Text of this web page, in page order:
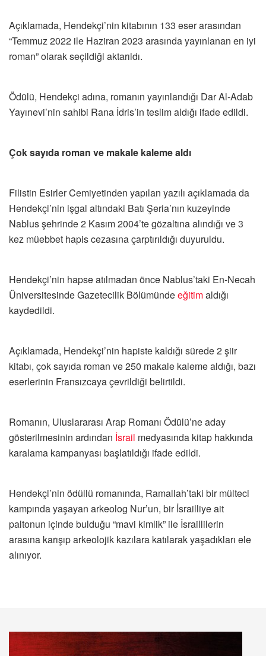
Açıklamada, Hendekçi’nin kitabının 133 eser arasından
“Temmuz 2022 ile Haziran 2023 arasında yayınlanan en iyi
roman” olarak seçildiği aktarıldı.
Ödülü, Hendekçi adına, romanın yayınlandığı Dar Al-Adab
Yayınevi’nin sahibi Rana İdris’in teslim aldığı ifade edildi.
Çok sayıda roman ve makale kaleme aldı
Filistin Esirler Cemiyetinden yapılan yazılı açıklamada da
Hendekçi’nin işgal altındaki Batı Şeria’nın kuzeyinde
Nablus şehrinde 2 Kasım 2004’te gözaltına alındığı ve 3
kez müebbet hapis cezasına çarptırıldığı duyuruldu.
Hendekçi’nin hapse atılmadan önce Nablus’taki En-Necah
Üniversitesinde Gazetecilik Bölümündeeğitimaldığı
kaydedildi.
Açıklamada, Hendekçi’nin hapiste kaldığı sürede 2 şiir
kitabı, çok sayıda roman ve 250 makale kaleme aldığı, bazı
eserlerinin Fransızcaya çevrildiği belirtildi.
Romanın, Uluslararası Arap Romanı Ödülü’ne aday
gösterilmesinin ardından İsrail medyasında kitap hakkında
karalama kampanyası başlatıldığı ifade edildi.
Hendekçi’nin ödüllü romanında, Ramallah’taki bir mülteci
kampında yaşayan arkeolog Nur’un, bir İsrailliye ait
paltonun içinde bulduğu “mavi kimlik” ile İsraillilerin
arasına karışıp arkeolojik kazılara katılarak yaşadıkları ele
alınıyor.